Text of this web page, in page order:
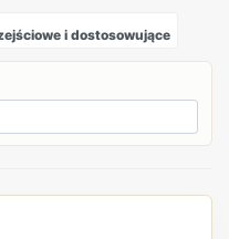
i dostosowujące